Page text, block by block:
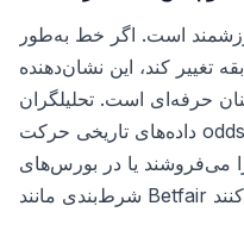
است. اگر خط به‌طور
تغییر کند، این نشان‌دهنده
حرفه‌ای است. تحلیلگران
داده‌های تاریخی حرکت odds را جمع‌آوری کرده، مدل‌ها را
می‌فروشند یا در بورس‌های